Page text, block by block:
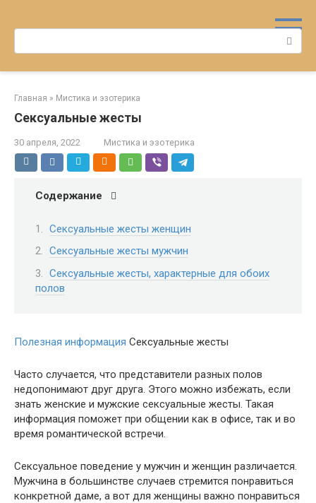
Поиск:
Главная » Мистика и эзотерика
Сексуальные жесты
30 апреля, 2022 Мистика и эзотерика
Содержание
Сексуальные жесты женщин
Сексуальные жесты мужчин
Сексуальные жесты, характерные для обоих
полов
Полезная информация Сексуальные жесты
Часто случается, что представители разных полов
недопонимают друг друга. Этого можно избежать, если
знать женские и мужские сексуальные жесты. Такая
информация поможет при общении как в офисе, так и во
время романтической встречи.
Сексуальное поведение у мужчин и женщин различается.
Мужчина в большинстве случаев стремится понравиться
конкретной даме, а вот для женщины важно понравиться